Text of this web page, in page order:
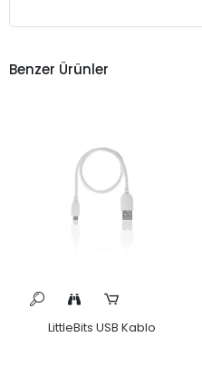
Benzer Ürünler
LittleBits USB Kablo